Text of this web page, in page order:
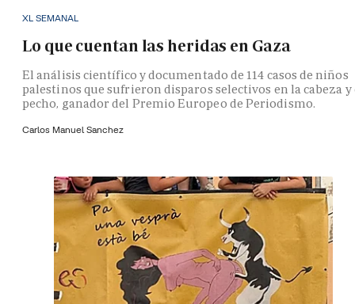
XL SEMANAL
Lo que cuentan las heridas en Gaza
El análisis científico y documentado de 114 casos de niños
palestinos que sufrieron disparos selectivos en la cabeza y
pecho, ganador del Premio Europeo de Periodismo.
Carlos Manuel Sanchez